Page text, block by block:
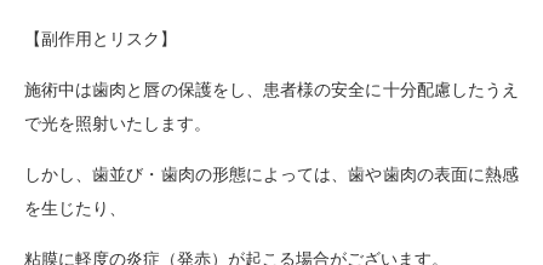
【副作用とリスク】
施術中は歯肉と唇の保護をし、患者様の安全に十分配慮したうえ
で光を照射いたします。
しかし、歯並び・歯肉の形態によっては、歯や歯肉の表面に熱感
を生じたり、
粘膜に軽度の炎症（発赤）が起こる場合がございます。